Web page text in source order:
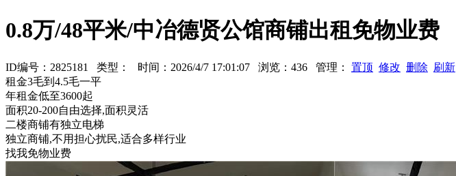
0.8万/48平米/中冶德贤公馆商铺出租免物业费
ID编号：2825181 类型： 时间：2026/4/7 17:01:07 浏览：436 管理： 置顶 修改 删除 刷新
租金3毛到4.5毛一平
年租金低至3600起
面积20-200自由选择,面积灵活
二楼商铺有独立电梯
独立商铺,不用担心扰民,适合多样行业
找我免物业费